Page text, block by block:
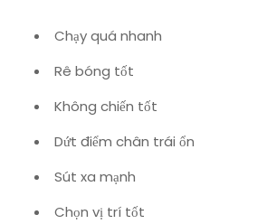
Chạy quá nhanh
Rê bóng tốt
Không chiến tốt
Dứt điểm chân trái ổn
Sút xa mạnh
Chọn vị trí tốt